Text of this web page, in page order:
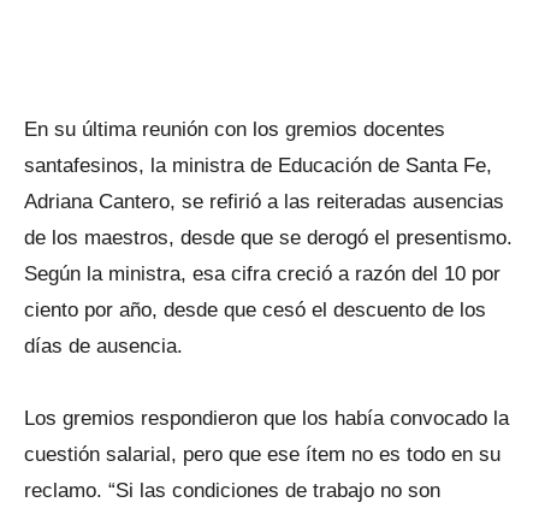
En su última reunión con los gremios docentes
santafesinos, la ministra de Educación de Santa Fe,
Adriana Cantero, se refirió a las reiteradas ausencias
de los maestros, desde que se derogó el presentismo.
Según la ministra, esa cifra creció a razón del 10 por
ciento por año, desde que cesó el descuento de los
días de ausencia.
Los gremios respondieron que los había convocado la
cuestión salarial, pero que ese ítem no es todo en su
reclamo. “Si las condiciones de trabajo no son